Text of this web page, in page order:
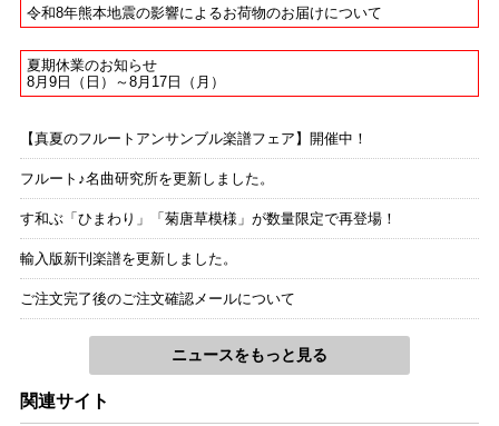
令和8年熊本地震の影響によるお荷物のお届けについて
夏期休業のお知らせ
8月9日（日）～8月17日（月）
【真夏のフルートアンサンブル楽譜フェア】開催中！
フルート♪名曲研究所を更新しました。
す和ぶ「ひまわり」「菊唐草模様」が数量限定で再登場！
輸入版新刊楽譜を更新しました。
ご注文完了後のご注文確認メールについて
ニュースをもっと見る
関連サイト